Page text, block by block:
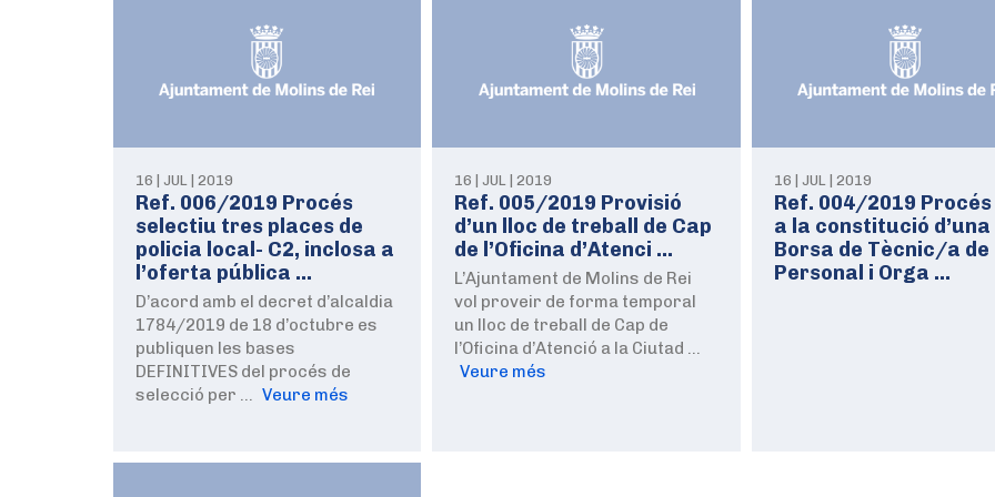
16 | JUL | 2019
Ref. 006/2019 Procés
selectiu tres places de
policia local- C2, inclosa a
l’oferta pública …
D’acord amb el decret d’alcaldia
1784/2019 de 18 d’octubre es
publiquen les bases
DEFINITIVES del procés de
selecció per … Veure més
16 | JUL | 2019
Ref. 005/2019 Provisió
d’un lloc de treball de Cap
de l’Oficina d’Atenci …
L’Ajuntament de Molins de Rei
vol proveir de forma temporal
un lloc de treball de Cap de
l’Oficina d’Atenció a la Ciutad …
Veure més
16 | JUL | 2019
Ref. 004/2019
a la constitució d’una
Borsa de Tècnic/a de
Personal i Orga …